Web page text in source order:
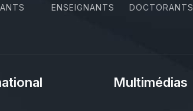
ENSEIGNANTS DOCTORANTS
Multimédias